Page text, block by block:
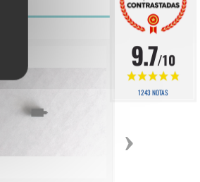
›
9.7/10
1243 NOTAS